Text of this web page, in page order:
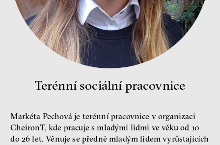
Jeffrey A. Winters
Petr Bittner
Jakub Rákosník
Ondřej Slačálek
Miroslav Palanský
Terénní sociální pracovnice
Markéta Pechová je terénní pracovnice v organizaci
CheironT, kde pracuje s mladými lidmi ve věku od 10
do 26 let. Věnuje se předně mladým lidem vyrůstajících